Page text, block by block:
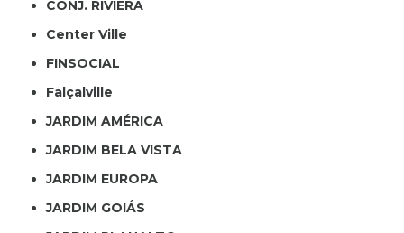
CONJ. RIVIERA
Center Ville
FINSOCIAL
Falçalville
JARDIM AMÉRICA
JARDIM BELA VISTA
JARDIM EUROPA
JARDIM GOIÁS